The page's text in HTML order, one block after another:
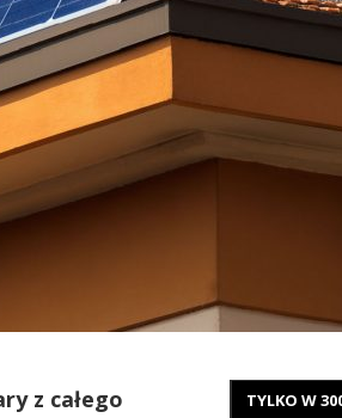
z całego
TYLKO W